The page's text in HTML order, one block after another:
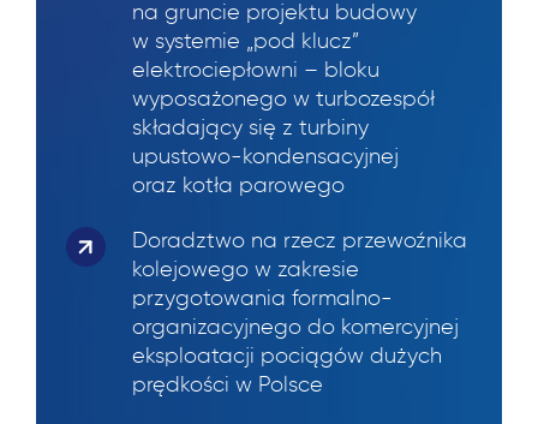
na gruncie projektu budowy
w systemie „pod klucz”
elektrociepłowni – bloku
wyposażonego w turbozespół
składający się z turbiny
upustowo-kondensacyjnej
oraz kotła parowego
Doradztwo na rzecz przewoźnika
kolejowego w zakresie
przygotowania formalno-
organizacyjnego do komercyjnej
eksploatacji pociągów dużych
prędkości w Polsce